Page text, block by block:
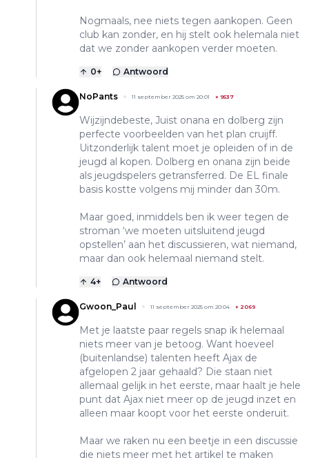
Nogmaals, nee niets tegen aankopen. Geen
club kan zonder, en hij stelt ook helemala niet
dat we zonder aankopen verder moeten.
0+ Antwoord
NoPants 11 september 2025 om 20:01 + 9537
Wijzijndebeste, Juist onana en dolberg zijn
perfecte voorbeelden van het plan cruijff.
Uitzonderlijk talent moet je opleiden of in de
jeugd al kopen. Dolberg en onana zijn beide
als jeugdspelers getransferred. De EL finale
basis kostte volgens mij minder dan 30m.
Maar goed, inmiddels ben ik weer tegen de
stroman ‘we moeten uitsluitend jeugd
opstellen’ aan het discussieren, wat niemand,
maar dan ook helemaal niemand stelt.
4+ Antwoord
Gwoon_Paul 11 september 2025 om 20:04 + 2069
Met je laatste paar regels snap ik helemaal
niets meer van je betoog. Want hoeveel
(buitenlandse) talenten heeft Ajax de
afgelopen 2 jaar gehaald? Die staan niet
allemaal gelijk in het eerste, maar haalt je hele
punt dat Ajax niet meer op de jeugd inzet en
alleen maar koopt voor het eerste onderuit.
Maar we raken nu een beetje in een discussie
die niets meer met het artikel te maken